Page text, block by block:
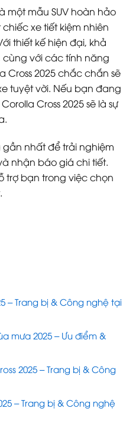
một mẫu SUV hoàn hảo
xe tiết kiệm nhiên
thiết kế hiện đại, khả
với các tính năng
Cross 2025 chắc chắn sẽ
tuyệt vời. Nếu bạn đang
Cross 2025 sẽ là sự
gần nhất để trải nghiệm
nhận báo giá chi tiết.
trợ bạn trong việc chọn
– Trang bị & Công nghệ tại
mưa 2025 – Ưu điểm &
2025 – Trang bị & Công
– Trang bị & Công nghệ